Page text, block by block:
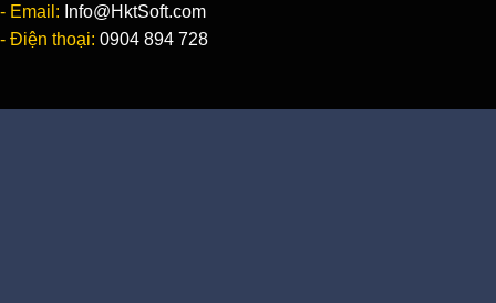
- Email: Info@HktSoft.com
- Điện thoại: 0904 894 728